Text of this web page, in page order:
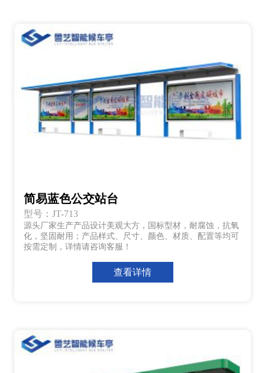
简易蓝色公交站台
型号：JT-713
源头厂家生产产品设计美观大方，国标型材，耐腐蚀，抗氧
化，坚固耐用；产品样式、尺寸、颜色、材质、配置等均可
按需定制，详情请咨询客服！
查看详情